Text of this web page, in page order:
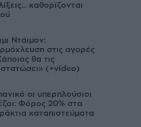
καθορίζονται
Ντάιμον:
στις αγορές
θα τις
(+video)
οι υπερπλούσιοι
Φόρος 20% στα
καταπιστεύματα